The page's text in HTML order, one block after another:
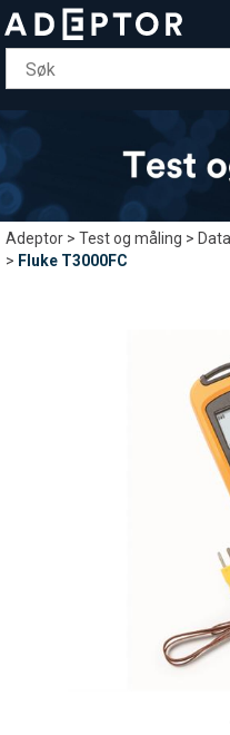
Adeptor>Test og måling>
> Fluke T3000FC